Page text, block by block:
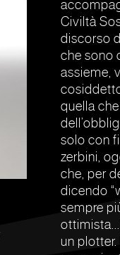
Civiltà
discorso
che sono
assieme,
quella
solo con
zerbini,
che, per
dicendo
sempre
un